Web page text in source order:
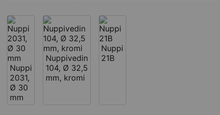
Nuppi
2031,
Ø 30
mm
Nuppivedin
104, Ø 32,5
mm, kromi
Nuppi
21B